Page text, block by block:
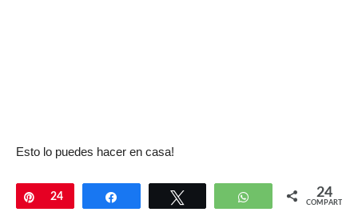
Esto lo puedes hacer en casa!
Pin
24 Compartir WhatsApp 24
COMPARTIR